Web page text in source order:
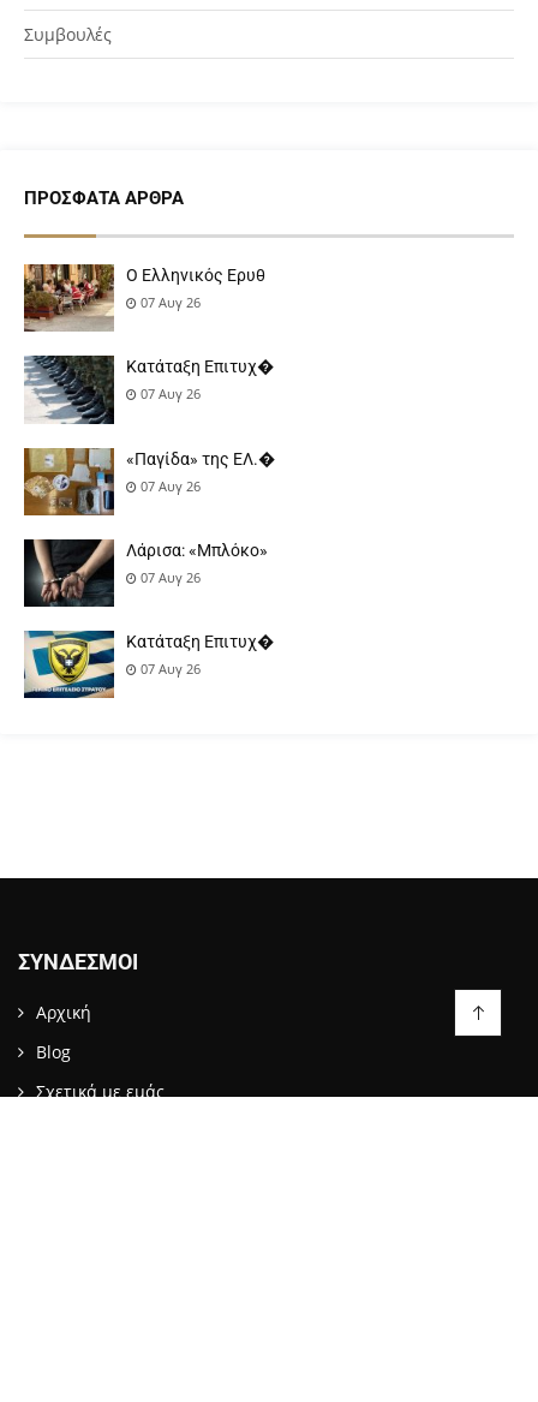
Συμβουλές
ΠΡΌΣΦΑΤΑ ΆΡΘΡΑ
Ο Ελληνικός Ερυθ
07 Αυγ 26
Κατάταξη Επιτυχ�
07 Αυγ 26
«Παγίδα» της ΕΛ.�
07 Αυγ 26
Λάρισα: «Μπλόκο»
07 Αυγ 26
Κατάταξη Επιτυχ�
07 Αυγ 26
ΣΎΝΔΕΣΜΟΙ
Αρχική
Blog
Σχετικά με εμάς